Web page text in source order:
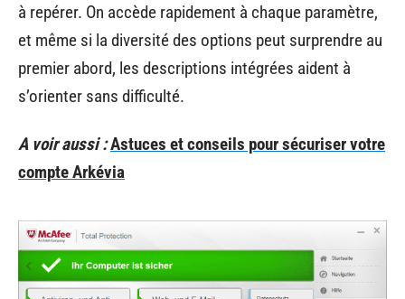
à repérer. On accède rapidement à chaque paramètre,
et même si la diversité des options peut surprendre au
premier abord, les descriptions intégrées aident à
s’orienter sans difficulté.
A voir aussi :Astuces et conseils pour sécuriser votre
compte Arkévia